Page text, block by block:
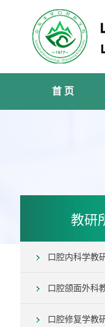
首 页
教研
口腔内科学教
口腔颌面外科
口腔修复学教